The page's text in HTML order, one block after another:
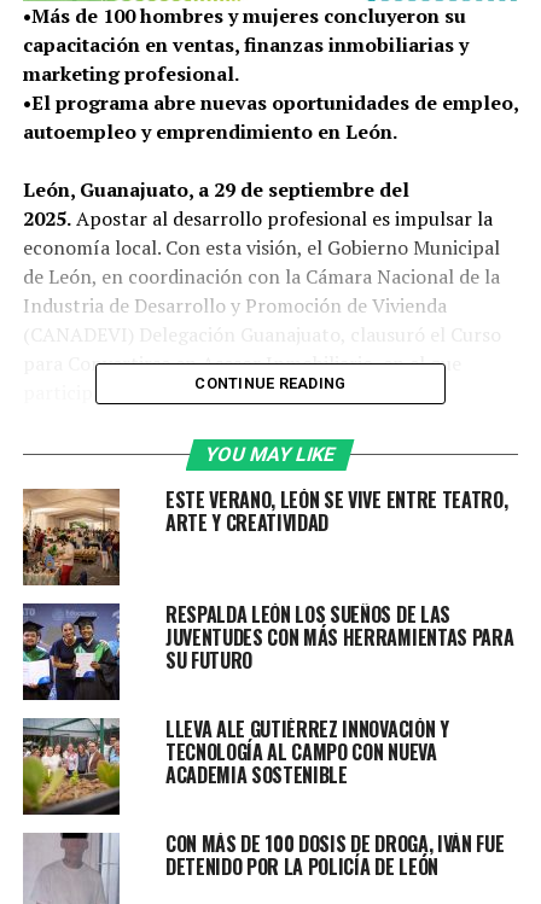
•Más de 100 hombres y mujeres concluyeron su
capacitación en ventas, finanzas inmobiliarias y
marketing profesional.
•El programa abre nuevas oportunidades de empleo,
autoempleo y emprendimiento en León.
León, Guanajuato, a 29 de septiembre del
2025.Apostar al desarrollo profesional es impulsar la
economía local. Con esta visión, el Gobierno Municipal
de León, en coordinación con la Cámara Nacional de la
Industria de Desarrollo y Promoción de Vivienda
(CANADEVI) Delegación Guanajuato, clausuró el Curso
para Convertirse en Asesor Inmobiliario, en el que
participaron más de 100 hombres y mujeres.
Durante el evento, el director general de Economía,
Juan Pablo Becerra Alcacio, subrayó la importancia de
este tipo de iniciativas para fortalecer el sector
inmobiliario y ampliar las oportunidades laborales.
“Estoy seguro que esto representa una oportunidad
de crecimiento y reforzamiento en las técnicas de
venta, finanzas, inmobiliarias y marketing. Desde la
Dirección de Economía tenemos el compromiso de
seguir apostando por este tipo de programas y
capacitaciones que no solo fortalecen capacidades,
sino que abren puertas reales al empleo, al
autoempleo y al emprendimiento”,
El curso brindó herramientas prácticas en ventas,
finanzas inmobiliarias y marketing profesional, además
CONTINUE READING
YOU MAY LIKE
ESTE VERANO, LEÓN SE VIVE ENTRE TEATRO,
ARTE Y CREATIVIDAD
RESPALDA LEÓN LOS SUEÑOS DE LAS
JUVENTUDES CON MÁS HERRAMIENTAS PARA
SU FUTURO
LLEVA ALE GUTIÉRREZ INNOVACIÓN Y
TECNOLOGÍA AL CAMPO CON NUEVA
ACADEMIA SOSTENIBLE
CON MÁS DE 100 DOSIS DE DROGA, IVÁN FUE
DETENIDO POR LA POLICÍA DE LEÓN